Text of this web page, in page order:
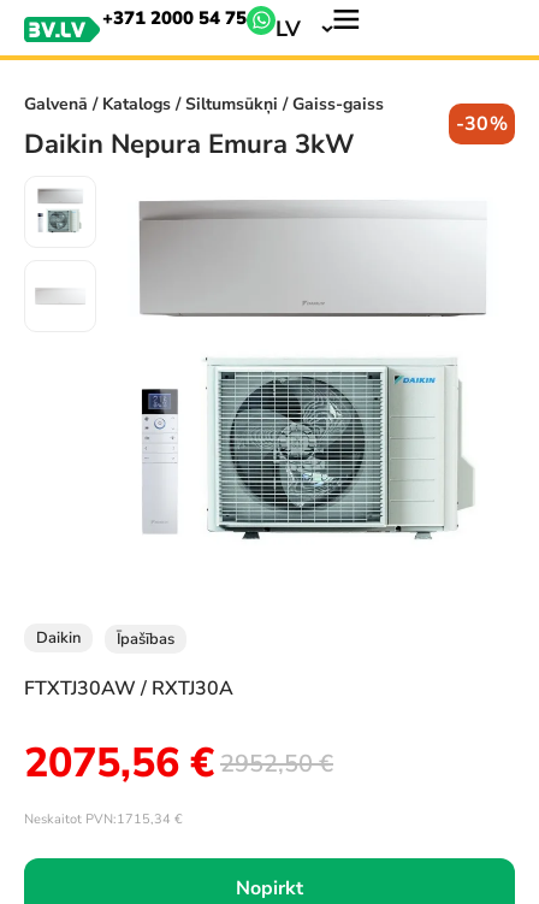
+371 2000 54 75 LV
Galvenā / Katalogs/Siltumsūkņi / Gaiss-gaiss
Daikin Nepura Emura 3kW
-30%
Daikin Īpašības
FTXTJ30AW / RXTJ30A
2952,50€
2075,56€
Neskaitot PVN:1715,34 €
Nopirkt